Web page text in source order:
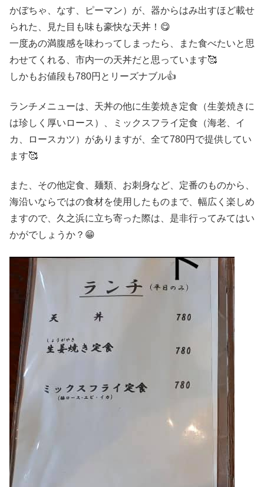
かぼちゃ、なす、ピーマン）が、器からはみ出すほど載せ
られた、見た目も味も豪快な天丼！😋
一度あの満腹感を味わってしまったら、また食べたいと思
わせてくれる、市内一の天丼だと思っています🥰
しかもお値段も780円とリーズナブル👍
ランチメニューは、天丼の他に生姜焼き定食（生姜焼きに
は珍しく厚いロース）、ミックスフライ定食（海老、イ
カ、ロースカツ）がありますが、全て780円で提供してい
ます🥰
また、その他定食、麺類、お刺身など、定番のものから、
海沿いならではの食材を使用したものまで、幅広く楽しめ
ますので、久之浜に立ち寄った際は、是非行ってみてはい
かがでしょうか？😁